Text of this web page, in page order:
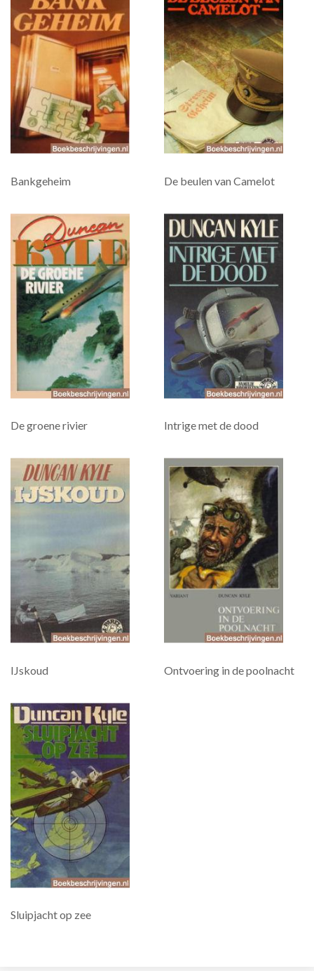
Bankgeheim De beulen van Camelot
De groene rivier Intrige met de dood
IJskoud Ontvoering in de poolnacht
Sluipjacht op zee